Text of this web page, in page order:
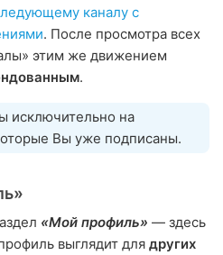
каналу с
. После просмотра всех
этим же движением
.
исключительно на
Вы уже подписаны.
«Мой профиль» — здесь
выглядит для других